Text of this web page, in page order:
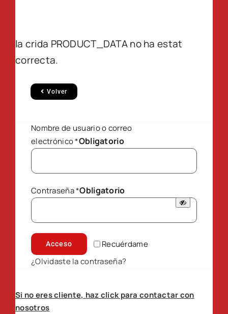
la crida PRODUCT_DATA no ha estat
correcta.
Volver
Nombre de usuario o correo
electrónico*Obligatorio
Contraseña*Obligatorio
Recuérdame
Acceso
¿Olvidaste la contraseña?
Si no eres cliente, haz click para contactar con
nosotros